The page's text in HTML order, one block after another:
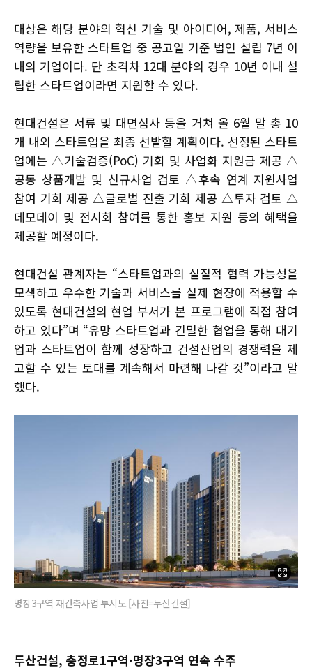
대상은 해당 분야의 혁신 기술 및 아이디어, 제품, 서비스
역량을 보유한 스타트업 중 공고일 기준 법인 설립 7년 이
내의 기업이다. 단 초격차 12대 분야의 경우 10년 이내 설
립한 스타트업이라면 지원할 수 있다.
현대건설은 서류 및 대면심사 등을 거쳐 올 6월 말 총 10
개 내외 스타트업을 최종 선발할 계획이다. 선정된 스타트
업에는 △기술검증(PoC) 기회 및 사업화 지원금 제공 △
공동 상품개발 및 신규사업 검토 △후속 연계 지원사업
참여 기회 제공 △글로벌 진출 기회 제공 △투자 검토 △
데모데이 및 전시회 참여를 통한 홍보 지원 등의 혜택을
제공할 예정이다.
현대건설 관계자는 “스타트업과의 실질적 협력 가능성을
모색하고 우수한 기술과 서비스를 실제 현장에 적용할 수
있도록 현대건설의 현업 부서가 본 프로그램에 직접 참여
하고 있다”며 “유망 스타트업과 긴밀한 협업을 통해 대기
업과 스타트업이 함께 성장하고 건설산업의 경쟁력을 제
고할 수 있는 토대를 계속해서 마련해 나갈 것”이라고 말
했다.
명장3구역 재건축사업 투시도 [사진=두산건설]
두산건설, 충정로1구역·명장3구역 연속 수주